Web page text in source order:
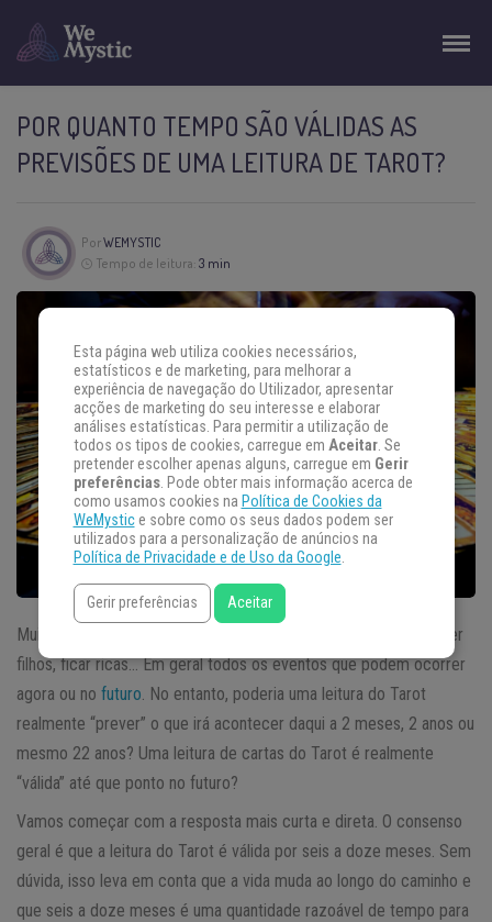
POR QUANTO TEMPO SÃO VÁLIDAS AS
PREVISÕES DE UMA LEITURA DE TAROT?
PorWEMYSTIC
Tempo de leitura: 3 min
Muitas vezes, as pessoas querem saber quando vão se casar, ter
filhos, ficar ricas… Em geral todos os eventos que podem ocorrer
agora ou no futuro . No entanto, poderia uma leitura do Tarot
realmente “prever” o que irá acontecer daqui a 2 meses, 2 anos ou
mesmo 22 anos? Uma leitura de cartas do Tarot é realmente
“válida” até que ponto no futuro?
Vamos começar com a resposta mais curta e direta. O consenso
geral é que a leitura do Tarot é válida por seis a doze meses. Sem
dúvida, isso leva em conta que a vida muda ao longo do caminho e
que seis a doze meses é uma quantidade razoável de tempo para
Esta página web utiliza cookies necessários,
estatísticos e de marketing, para melhorar a
experiência de navegação do Utilizador, apresentar
acções de marketing do seu interesse e elaborar
análises estatísticas. Para permitir a utilização de
todos os tipos de cookies, carregue em Aceitar. Se
pretender escolher apenas alguns, carregue em Gerir
preferências. Pode obter mais informação acerca de
como usamos cookies na Política de Cookies da
WeMystice sobre como os seus dados podem ser
utilizados para a personalização de anúncios na
Política de Privacidade e de Uso da Google.
Gerir preferências Aceitar